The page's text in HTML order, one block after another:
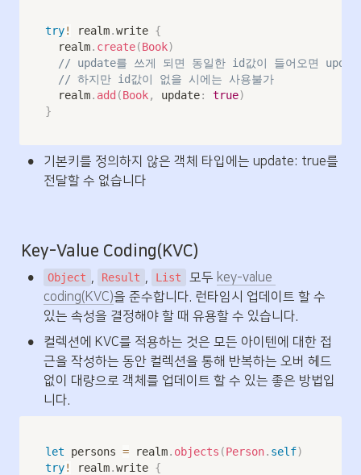
try! realm.write {
	realm
. create(Book)
// update를 쓰게 되면 동일한 id값이 들어오면
// 하지만 id값이 없을 시에는 사용불가
	realm
. add (Book, update: true)
}
•
기본키를 정의하지 않은 객체 타입에는 update: true를
전달할 수 없습니다
Key-Value Coding(KVC)
• Object , Result , List 모두 key-value
coding(KVC)을 준수합니다. 런타임시 업데이트 할 수
있는 속성을 결정해야 할 때 유용할 수 있습니다.
•
컬렉션에 KVC를 적용하는 것은 모든 아이텐에 대한 접
근을 작성하는 동안 컬렉션을 통해 반복하는 오버 헤드
없이 대량으로 객체를 업데이트 할 수 있는 좋은 방법입
니다.
let persons = realm. objects (Person. self)
try! realm.write {